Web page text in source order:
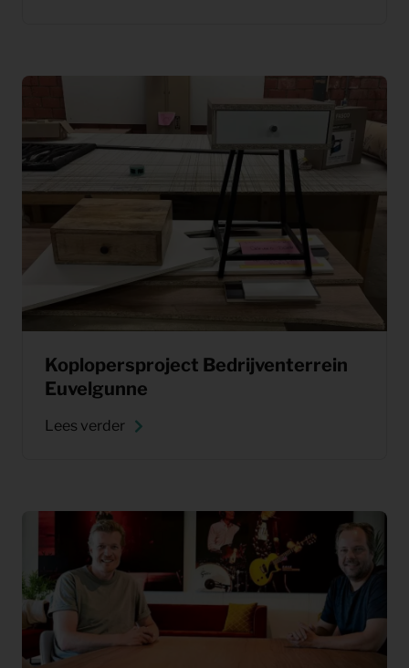
Koplopersproject Bedrijventerrein
Euvelgunne
Lees verder